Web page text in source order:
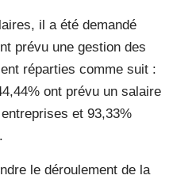
il a été demandé
prévu une gestion des
réparties comme suit :
ont prévu un salaire
et 93,33%
le déroulement de la